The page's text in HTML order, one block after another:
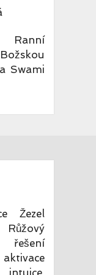
Ranní
Swami
Žezel